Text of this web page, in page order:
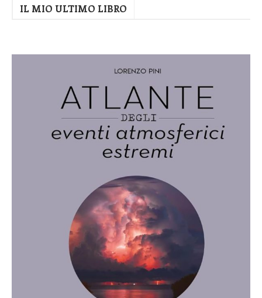
IL MIO ULTIMO LIBRO